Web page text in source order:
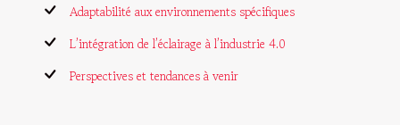
Adaptabilité aux environnements spécifiques
L’intégration de l’éclairage à l’industrie 4.0
Perspectives et tendances à venir